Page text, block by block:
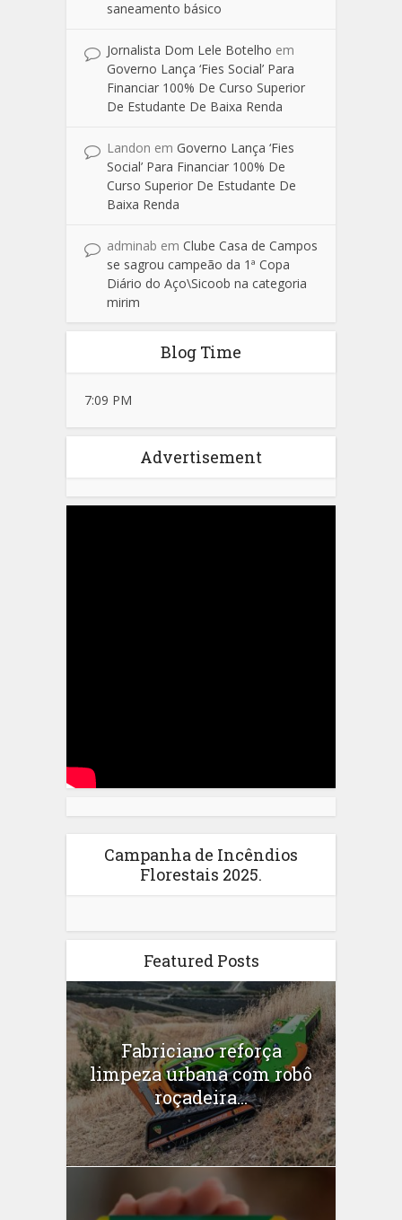
saneamento básico
Jornalista Dom Lele Botelho em
Governo Lança ‘Fies Social’ Para
Financiar 100% De Curso Superior
De Estudante De Baixa Renda
Landon em Governo Lança ‘Fies
Social’ Para Financiar 100% De
Curso Superior De Estudante De
Baixa Renda
adminab em Clube Casa de Campos
se sagrou campeão da 1ª Copa
Diário do Aço\Sicoob na categoria
mirim
Blog Time
7:09 PM
Advertisement
Campanha de Incêndios
Florestais 2025.
Featured Posts
Fabriciano reforça
limpeza urbana com robô
roçadeira...